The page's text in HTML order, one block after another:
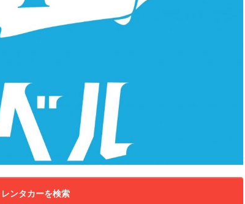
ンタカーを検索